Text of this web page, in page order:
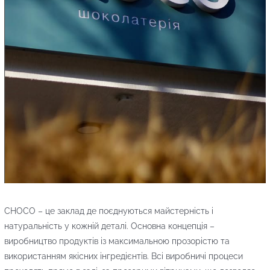
CHOCO – це заклад де поєднуються майстерність і
натуральність у кожній деталі. Основна концепція –
виробництво продуктів із максимальною прозорістю та
використанням якісних інгредієнтів. Всі виробничі процеси